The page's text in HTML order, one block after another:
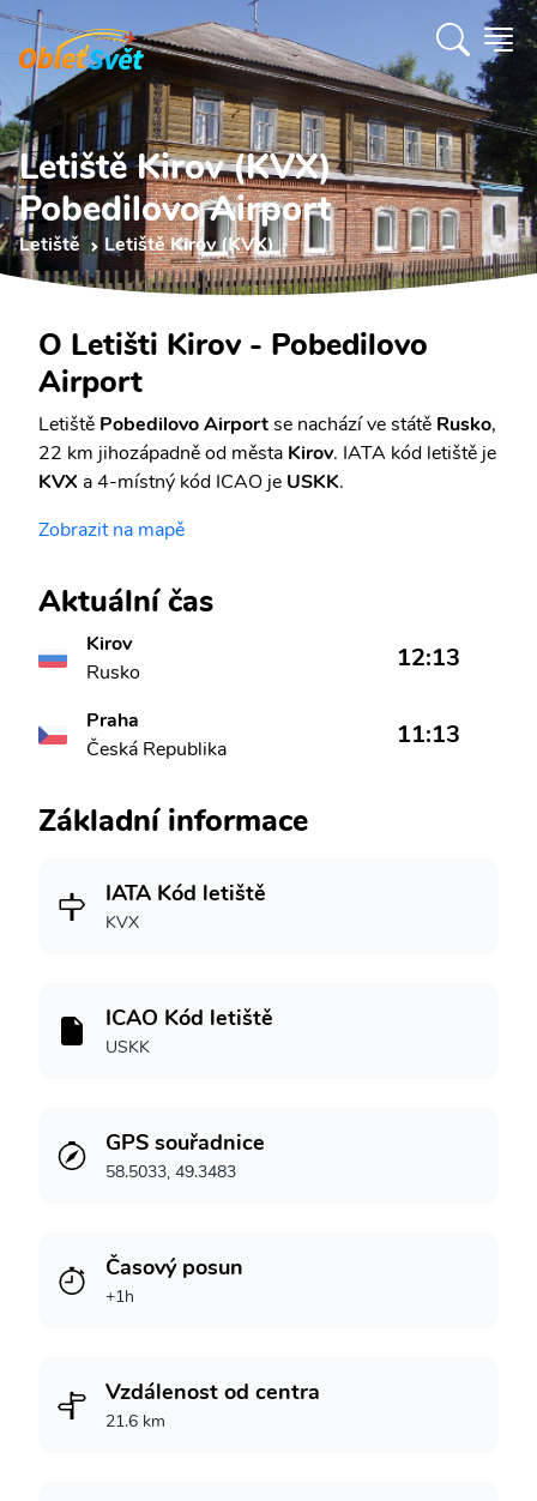
Letiště Kirov (KVX)
Pobedilovo Airport
Letiště Letiště Kirov (KVX)
O Letišti Kirov - Pobedilovo
Airport
Letiště Pobedilovo Airportse nachází ve státě Rusko,
22 km jihozápadně od města Kirov. IATA kód letiště je
KVX a 4-místný kód ICAO je USKK.
Zobrazit na mapě
Aktuální čas
Kirov
Rusko
12:13
Praha
Česká Republika
11:13
Základní informace
IATA Kód letiště
KVX
ICAO Kód letiště
USKK
GPS souřadnice
58.5033, 49.3483
Časový posun
+1h
Vzdálenost od centra
21.6 km